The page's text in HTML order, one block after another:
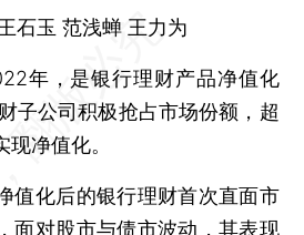
石玉 范浅蝉 王力为
，是银行理财产品净值化
子公司积极抢占市场份额，超
净值化。
化后的银行理财首次直面市
面对股市与债市波动，其表现